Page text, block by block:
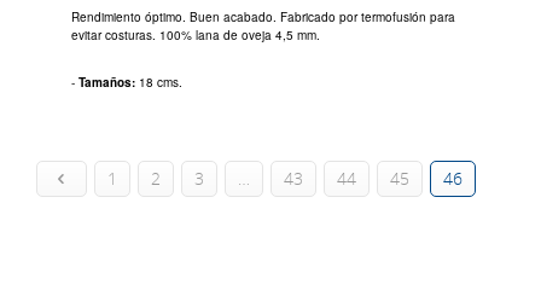
Rendimiento óptimo. Buen acabado. Fabricado por termofusión para
evitar costuras. 100% lana de oveja 4,5 mm.
- Tamaños: 18 cms.
1 2 3 … 43 44 45 46